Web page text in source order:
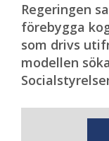
Regeringen
förebygga
som drivs
modellen